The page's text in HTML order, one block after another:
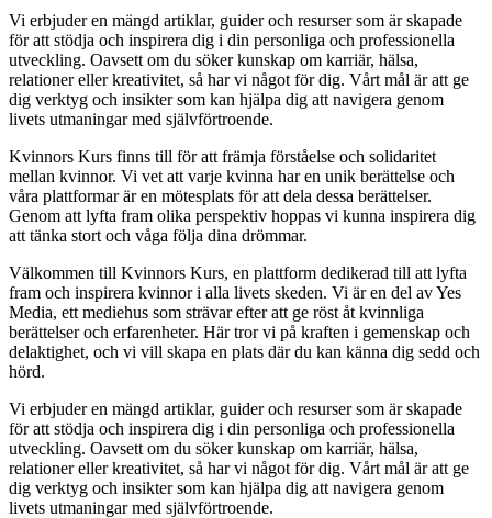
Vi erbjuder en mängd artiklar, guider och resurser som är skapade
för att stödja och inspirera dig i din personliga och professionella
utveckling. Oavsett om du söker kunskap om karriär, hälsa,
relationer eller kreativitet, så har vi något för dig. Vårt mål är att ge
dig verktyg och insikter som kan hjälpa dig att navigera genom
livets utmaningar med självförtroende.
Kvinnors Kurs finns till för att främja förståelse och solidaritet
mellan kvinnor. Vi vet att varje kvinna har en unik berättelse och
våra plattformar är en mötesplats för att dela dessa berättelser.
Genom att lyfta fram olika perspektiv hoppas vi kunna inspirera dig
att tänka stort och våga följa dina drömmar.
Välkommen till Kvinnors Kurs, en plattform dedikerad till att lyfta
fram och inspirera kvinnor i alla livets skeden. Vi är en del av Yes
Media, ett mediehus som strävar efter att ge röst åt kvinnliga
berättelser och erfarenheter. Här tror vi på kraften i gemenskap och
delaktighet, och vi vill skapa en plats där du kan känna dig sedd och
hörd.
Vi erbjuder en mängd artiklar, guider och resurser som är skapade
för att stödja och inspirera dig i din personliga och professionella
utveckling. Oavsett om du söker kunskap om karriär, hälsa,
relationer eller kreativitet, så har vi något för dig. Vårt mål är att ge
dig verktyg och insikter som kan hjälpa dig att navigera genom
livets utmaningar med självförtroende.